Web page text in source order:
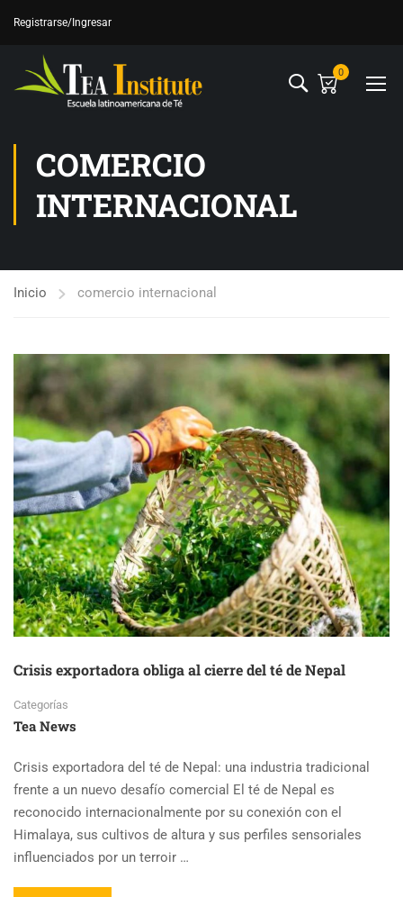
Registrarse/Ingresar
0
COMERCIO
INTERNACIONAL
Inicio comercio internacional
Crisis exportadora obliga al cierre del té de Nepal
Categorías
Tea News
Crisis exportadora del té de Nepal: una industria tradicional
frente a un nuevo desafío comercial El té de Nepal es
reconocido internacionalmente por su conexión con el
Himalaya, sus cultivos de altura y sus perfiles sensoriales
influenciados por un terroir …